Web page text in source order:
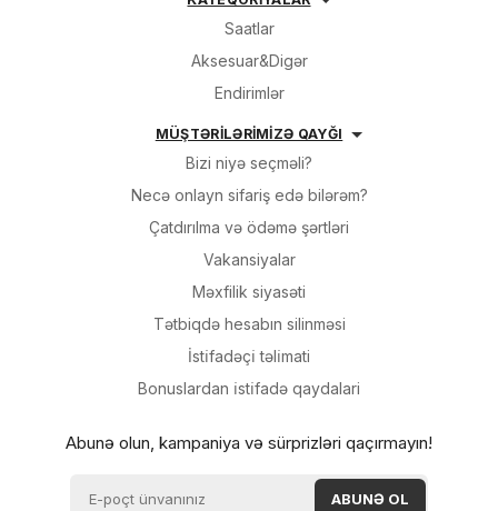
Saatlar
Aksesuar&Digər
Endirimlər
MÜŞTƏRİLƏRİMİZƏ QAYĞI
Bizi niyə seçməli?
Necə onlayn sifariş edə bilərəm?
Çatdırılma və ödəmə şərtləri
Vakansiyalar
Məxfilik siyasəti
Tətbiqdə hesabın silinməsi
İsti̇fadəçi̇ təli̇mati
Bonuslardan i̇sti̇fadə qaydalari
Abunə olun, kampaniya və sürprizləri qaçırmayın!